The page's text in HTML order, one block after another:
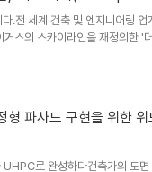
습니다. 현대 ..
.전 세계 건축 및 엔지니어링 업
스의 스카이라인을 재정의한 '
넘어선 더스피어는 총공사비
실로 만들어냈는지, 핵심인
. 🏗️ Project Overview공식 ..
파사드 구현을 위한 위
로 완성하다건축가의 도면